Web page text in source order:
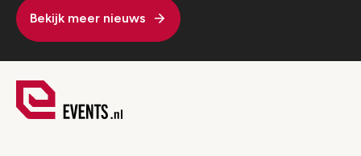
Bekijk meer nieuws